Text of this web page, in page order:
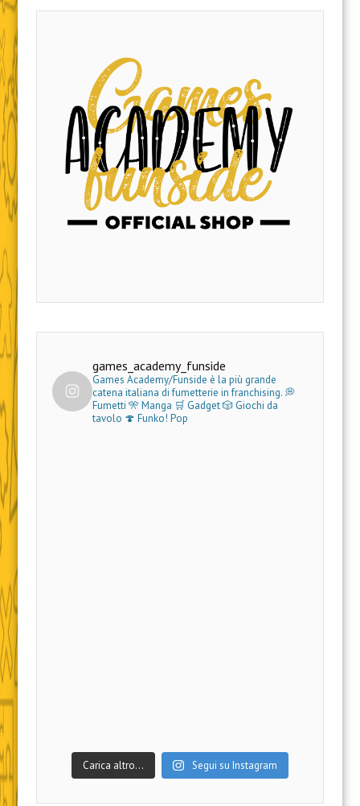
games_academy_funside
Games Academy/Funside è la più grande
catena italiana di fumetterie in franchising.💭
Fumetti 🎌 Manga 🛒 Gadget🎲 Giochi da
tavolo 🍄 Funko! Pop
Carica altro… Segui su Instagram